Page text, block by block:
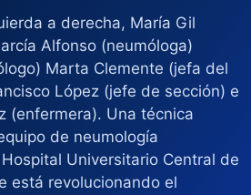
a derecha, María Gil
Alfonso (neumóloga)
Marta Clemente (jefa del
López (jefe de sección) e
(enfermera). Una técnica
de neumología
Universitario Central de
está revolucionando el